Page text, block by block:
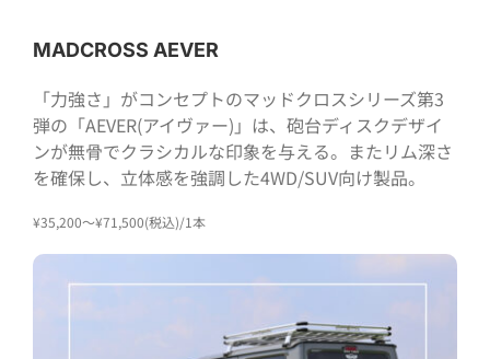
MADCROSS AEVER
「力強さ」がコンセプトのマッドクロスシリーズ第3
弾の「AEVER(アイヴァー)」は、砲台ディスクデザイ
ンが無骨でクラシカルな印象を与える。またリム深さ
を確保し、立体感を強調した4WD/SUV向け製品。
¥35,200～¥71,500(税込)/1本